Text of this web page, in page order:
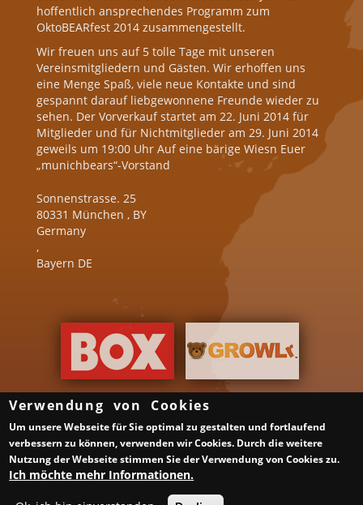
hoffentlich ansprechendes Programm zum
OktoBEARfest 2014 zusammengestellt.
Wir freuen uns auf 5 tolle Tage mit unseren
Vereinsmitgliedern und Gästen. Wir erhoffen uns
eine Menge Spaß, viele neue Kontakte und sind
gespannt darauf liebgewonnene Freunde wieder zu
sehen. Der Vorverkauf startet am 22. Juni 2014 für
Mitglieder und für Nichtmitglieder am 29. Juni 2014
geweils um 19:00 Uhr Auf eine bärige Wiesn Euer
„munichbears“-Vorstand
Sonnenstrasse. 25
80331 München , BY
Germany
,
Bayern DE
Über uns
Gruppen & Veranstalter
Gay Saunen in Deutschland
Schwule Bars in Deutschland
Samstag ist ein guter Tag
Impressum
Verwendung von Cookies
Um unsere Webseite für Sie optimal zu gestalten und fortlaufend
verbessern zu können, verwenden wir Cookies. Durch die weitere
Nutzung der Webseite stimmen Sie der Verwendung von Cookies zu.
Ich möchte mehr Informationen.